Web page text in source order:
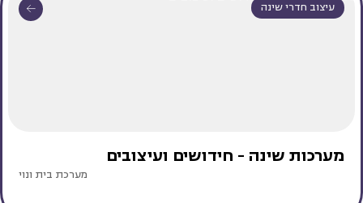
עיצוב חדרי שינה
מערכות שינה - חידושים ועיצובים
מערכת בית ונוי